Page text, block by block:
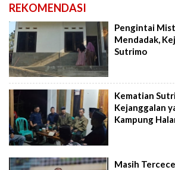
REKOMENDASI
Pengintai
Mendadak,
Sutrimo
Kematian
Kejanggalan
Kampung
Masih